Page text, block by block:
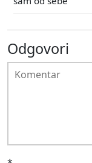
Odgovori